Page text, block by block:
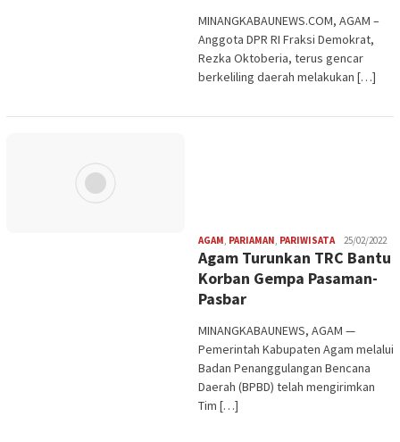
MINANGKABAUNEWS.COM, AGAM –
Anggota DPR RI Fraksi Demokrat,
Rezka Oktoberia, terus gencar
berkeliling daerah melakukan […]
AGAM, PARIAMAN, PARIWISATARedaksi
25/02/2022
Agam Turunkan TRC Bantu
Korban Gempa Pasaman-
Pasbar
MINANGKABAUNEWS, AGAM —
Pemerintah Kabupaten Agam melalui
Badan Penanggulangan Bencana
Daerah (BPBD) telah mengirimkan
Tim […]